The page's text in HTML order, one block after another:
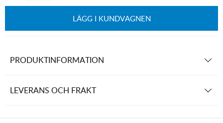
LÄGG I KUNDVAGNEN
PRODUKTINFORMATION
LEVERANS OCH FRAKT